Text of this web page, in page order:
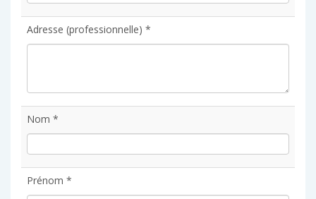
Adresse (professionnelle) *
Nom *
Prénom *